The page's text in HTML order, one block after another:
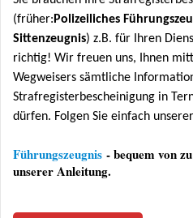
(früher: Polizeiliches
Sittenzeugnis) z.B. für Ihren
richtig! Wir freuen uns, Ihnen
Wegweisers sämtliche
Strafregisterbescheinigung in
dürfen. Folgen Sie einfach
Führungszeugnis - bequem von
unserer Anleitung.